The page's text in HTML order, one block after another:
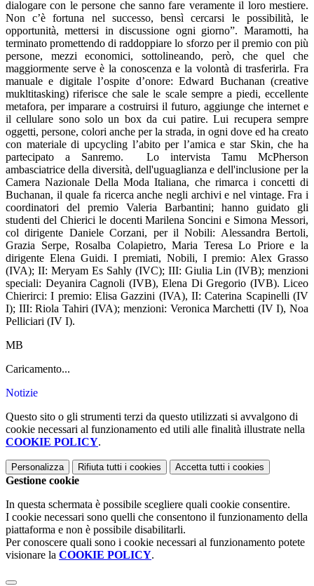
dialogare con le persone che sanno fare veramente il loro mestiere.
Non c’è fortuna nel successo, bensì cercarsi le possibilità, le
opportunità, mettersi in discussione ogni giorno”. Maramotti, ha
terminato promettendo di raddoppiare lo sforzo per il premio con più
persone, mezzi economici, sottolineando, però, che quel che
maggiormente serve è la conoscenza e la volontà di trasferirla. Fra
manuale e digitale l’ospite d’onore: Edward Buchanan (creative
mukltitasking) riferisce che sale le scale sempre a piedi, eccellente
metafora, per imparare a costruirsi il futuro, aggiunge che internet e
il cellulare sono solo un box da cui patire. Lui recupera sempre
oggetti, persone, colori anche per la strada, in ogni dove ed ha creato
con materiale di upcycling l’abito per l’amica e star Skin, che ha
partecipato a Sanremo. Lo intervista Tamu McPherson
ambasciatrice della diversità, dell'uguaglianza e dell'inclusione per la
Camera Nazionale Della Moda Italiana, che rimarca i concetti di
Buchanan, il quale fa ricerca anche negli archivi e nel vintage. Fra i
coordinatori del premio Valeria Barbantini; hanno guidato gli
studenti del Chierici le docenti Marilena Soncini e Simona Messori,
col dirigente Daniele Corzani, per il Nobili: Alessandra Bertoli,
Grazia Serpe, Rosalba Colapietro, Maria Teresa Lo Priore e la
dirigente Elena Guidi. I premiati, Nobili, I premio: Alex Grasso
(IVA); II: Meryam Es Sahly (IVC); III: Giulia Lin (IVB); menzioni
speciali: Deyanira Cagnoli (IVB), Elena Di Gregorio (IVB). Liceo
Chierirci: I premio: Elisa Gazzini (IVA), II: Caterina Scapinelli (IV
I); III: Riola Tahiri (IVA); menzioni: Veronica Marchetti (IV I), Noa
Pelliciari (IV I).
MB
Caricamento...
Notizie
Questo sito o gli strumenti terzi da questo utilizzati si avvalgono di
cookie necessari al funzionamento ed utili alle finalità illustrate nella
COOKIE POLICY.
Personalizza Rifiuta tutti i cookies Accetta tutti i cookies
Gestione cookie
In questa schermata è possibile scegliere quali cookie consentire.
I cookie necessari sono quelli che consentono il funzionamento della
piattaforma e non è possibile disabilitarli.
Per conoscere quali sono i cookie necessari al funzionamento potete
visionare la COOKIE POLICY.